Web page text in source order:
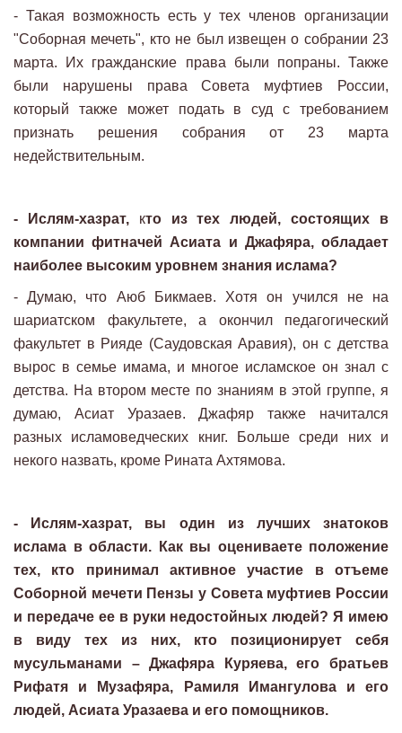
- Такая возможность есть у тех членов организации
"Соборная мечеть", кто не был извещен о собрании 23
марта. Их гражданские права были попраны. Также
были нарушены права Совета муфтиев России,
который также может подать в суд с требованием
признать решения собрания от 23 марта
недействительным.
- Ислям-хазрат,кто из тех людей, состоящих в
компании фитначей Асиата и Джафяра, обладает
наиболее высоким уровнем знания ислама?
- Думаю, что Аюб Бикмаев. Хотя он учился не на
шариатском факультете, а окончил педагогический
факультет в Рияде (Саудовская Аравия), он с детства
вырос в семье имама, и многое исламское он знал с
детства. На втором месте по знаниям в этой группе, я
думаю, Асиат Уразаев. Джафяр также начитался
разных исламоведческих книг. Больше среди них и
некого назвать, кроме Рината Ахтямова.
- Ислям-хазрат, вы один из лучших знатоков
ислама в области. Как вы оцениваете положение
тех, кто принимал активное участие в отъеме
Соборной мечети Пензы у Совета муфтиев России
и передаче ее в руки недостойных людей? Я имею
в виду тех из них, кто позиционирует себя
мусульманами – Джафяра Куряева, его братьев
Рифатя и Музафяра, Рамиля Имангулова и его
людей, Асиата Уразаева и его помощников.